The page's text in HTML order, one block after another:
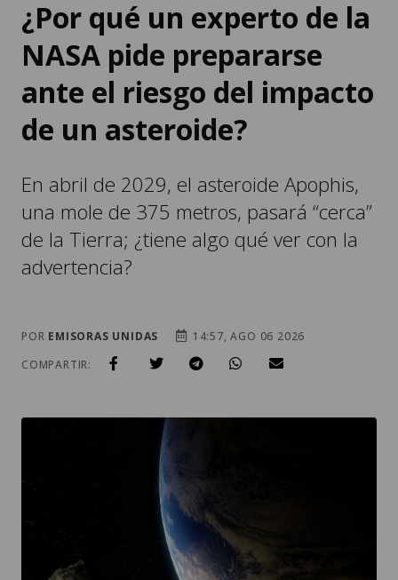
ante el riesgo del impacto
de un asteroide?
En abril de 2029, el asteroide Apophis,
de la Tierra; ¿tiene algo qué ver con la
advertencia?